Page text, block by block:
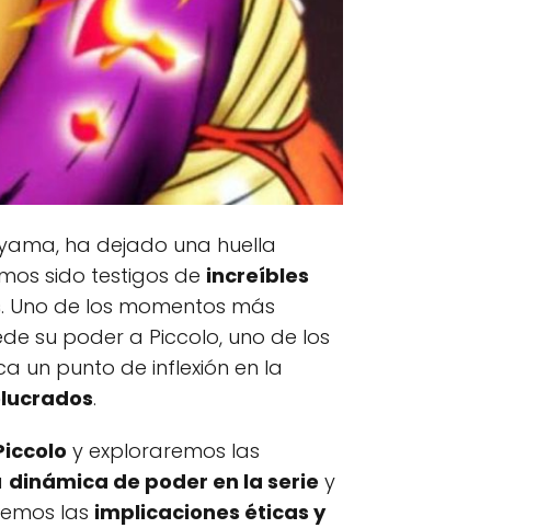
ha dejado una huella
sido testigos de increíbles
. Uno de los momentos más
su poder a Piccolo, uno de los
un punto de inflexión en la
.
y exploraremos las
dinámica de poder en la serie y
las implicaciones éticas y